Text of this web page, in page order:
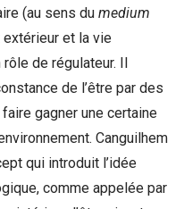
(au sens du medium
extérieur et la vie
de régulateur. Il
de l’être par des
gagner une certaine
Canguilhem
qui introduit l’idée
comme appelée par